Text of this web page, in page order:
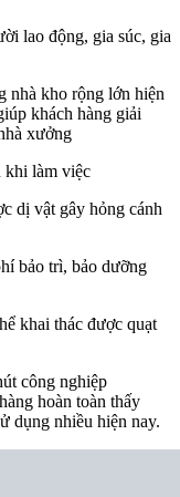
lao động, gia súc, gia
nhà kho rộng lớn hiện
khách hàng giải
xưởng
khi làm việc
dị vật gây hỏng cánh
bảo trì, bảo dưỡng
khai thác được quạt
công nghiệp
hoàn toàn thấy
dụng nhiều hiện nay.